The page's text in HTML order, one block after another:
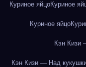
Куриное яйцоКуриное
Куриное яйцо
Кэн Кизи
Кэн Кизи — Над